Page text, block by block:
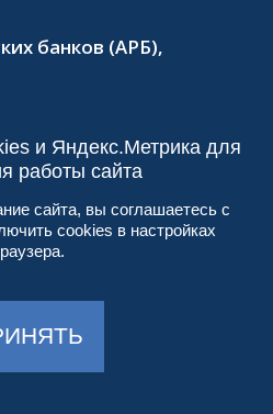
банков (АРБ),
2026@forumifin.ru
2024, ООО «АйФин Медиа»
соглашение
Создание сайта:
и Яндекс.Метрика для
работы сайта
сайта, вы соглашаетесь с
cookies в настройках